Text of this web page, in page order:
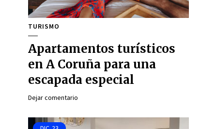
TURISMO
Apartamentos turísticos
en A Coruña para una
escapada especial
Dejar comentario